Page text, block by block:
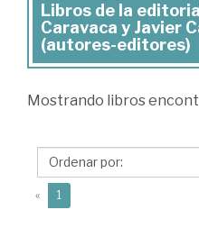
Libros
de
la
editorial
Luis
Calvo
Caravaca
Libros de la
Caravaca y Javier
(autores-editores)
Mostrando libros
« 1